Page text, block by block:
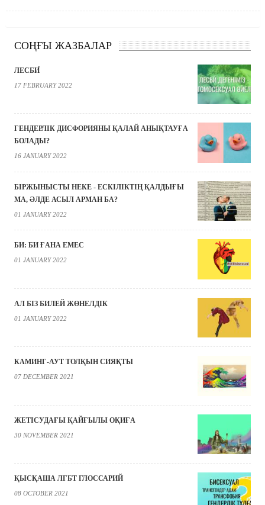
СОҢҒЫ ЖАЗБАЛАР
ЛЕСБИ́
17 FEBRUARY 2022
ГЕНДЕРЛІК ДИСФОРИЯНЫ ҚАЛАЙ АНЫҚТАУҒА
БОЛАДЫ?
16 JANUARY 2022
БІРЖЫНЫСТЫ НЕКЕ - ЕСКІЛІКТІҢ ҚАЛДЫҒЫ
МА, ӘЛДЕ АСЫЛ АРМАН БА?
01 JANUARY 2022
БИ: БИ ҒАНА ЕМЕС
01 JANUARY 2022
АЛ БІЗ БИЛЕЙ ЖӨНЕЛДІК
01 JANUARY 2022
КАМИНГ-АУТ ТОЛҚЫН СИЯҚТЫ
07 DECEMBER 2021
ЖЕТІСУДАҒЫ ҚАЙҒЫЛЫ ОҚИҒА
30 NOVEMBER 2021
ҚЫСҚАША ЛГБТ ГЛОССАРИЙ
08 OCTOBER 2021